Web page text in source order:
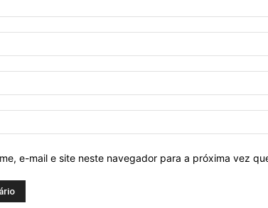
e-mail e site neste navegador para a próxima vez